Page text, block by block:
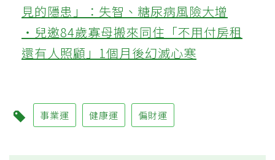
見的隱患」：失智、糖尿病風險大增
‧兒邀84歲寡母搬來同住「不用付房租
還有人照顧」1個月後幻滅心寒
事業運 健康運 偏財運